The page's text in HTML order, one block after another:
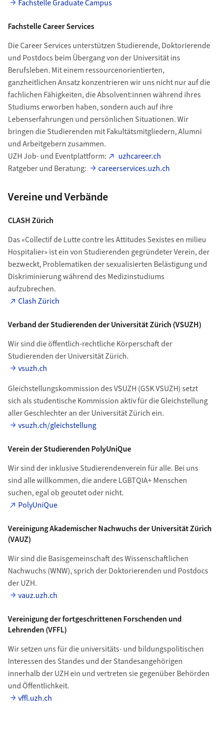
Fachstelle Graduate Campus
Fachstelle Career Services
Die Career Services unterstützen Studierende, Doktorierende
und Postdocs beim Übergang von der Universität ins
Berufsleben. Mit einem ressourcenorientierten,
ganzheitlichen Ansatz konzentrieren wir uns nicht nur auf die
fachlichen Fähigkeiten, die Absolvent:innen während ihres
Studiums erworben haben, sondern auch auf ihre
Lebenserfahrungen und persönlichen Situationen. Wir
bringen die Studierenden mit Fakultätsmitgliedern, Alumni
und Arbeitgebern zusammen.
UZH Job- und Eventplattform:
uzhcareer.ch
Ratgeber und Beratung:
careerservices.uzh.ch
Vereine und Verbände
CLASH Zürich
Das «Collectif de Lutte contre les Attitudes Sexistes en milieu
Hospitalier» ist ein von Studierenden gegründeter Verein, der
bezweckt, Problematiken der sexualisierten Belästigung und
Diskriminierung während des Medizinstudiums
aufzubrechen.
Clash Zürich
Verband der Studierenden der Universität Zürich (VSUZH)
Wir sind die öffentlich-rechtliche Körperschaft der
Studierenden der Universität Zürich.
vsuzh.ch
Gleichstellungskommission des VSUZH (GSK VSUZH) setzt
sich als studentische Kommission aktiv für die Gleichstellung
aller Geschlechter an der Universität Zürich ein.
vsuzh.ch/gleichstellung
Verein der Studierenden PolyUniQue
Wir sind der inklusive Studierendenverein für alle. Bei uns
sind alle willkommen, die andere LGBTQIA+ Menschen
suchen, egal ob geoutet oder nicht.
PolyUniQue
Vereinigung Akademischer Nachwuchs der Universität Zürich
(VAUZ)
Wir sind die Basisgemeinschaft des Wissenschaftlichen
Nachwuchs (WNW), sprich der Doktorierenden und Postdocs
der UZH.
vauz.uzh.ch
Vereinigung der fortgeschrittenen Forschenden und
Lehrenden (VFFL)
Wir setzen uns für die universitäts- und bildungspolitischen
Interessen des Standes und der Standesangehörigen
innerhalb der UZH ein und vertreten sie gegenüber Behörden
und Öffentlichkeit.
vffl.uzh.ch